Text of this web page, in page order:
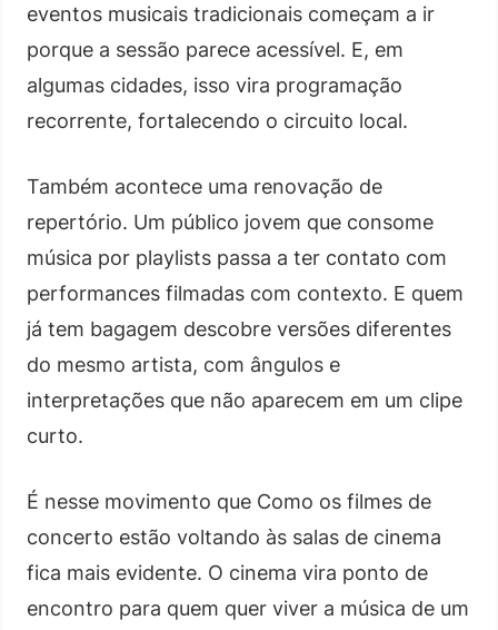
eventos musicais tradicionais começam a ir
porque a sessão parece acessível. E, em
algumas cidades, isso vira programação
recorrente, fortalecendo o circuito local.
Também acontece uma renovação de
repertório. Um público jovem que consome
música por playlists passa a ter contato com
performances filmadas com contexto. E quem
já tem bagagem descobre versões diferentes
do mesmo artista, com ângulos e
interpretações que não aparecem em um clipe
curto.
É nesse movimento que Como os filmes de
concerto estão voltando às salas de cinema
fica mais evidente. O cinema vira ponto de
encontro para quem quer viver a música de um